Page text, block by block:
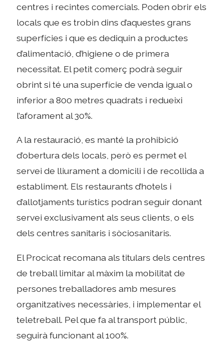
centres i recintes comercials. Poden obrir els
locals que es trobin dins d’aquestes grans
superfícies i que es dediquin a productes
d’alimentació, d’higiene o de primera
necessitat. El petit comerç podrà seguir
obrint si té una superfície de venda igual o
inferior a 800 metres quadrats i redueixi
l’aforament al 30%.
A la restauració, es manté la prohibició
d’obertura dels locals, però es permet el
servei de lliurament a domicili i de recollida a
establiment. Els restaurants d’hotels i
d’allotjaments turístics podran seguir donant
servei exclusivament als seus clients, o els
dels centres sanitaris i sòciosanitaris.
El Procicat recomana als titulars dels centres
de treball limitar al màxim la mobilitat de
persones treballadores amb mesures
organitzatives necessàries, i implementar el
teletreball. Pel que fa al transport públic,
seguirà funcionant al 100%.